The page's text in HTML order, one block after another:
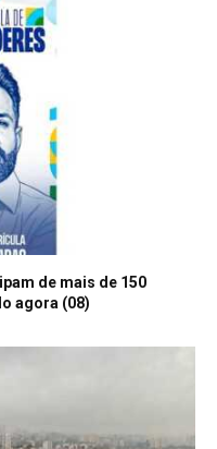
de mais de 150
agora (08)